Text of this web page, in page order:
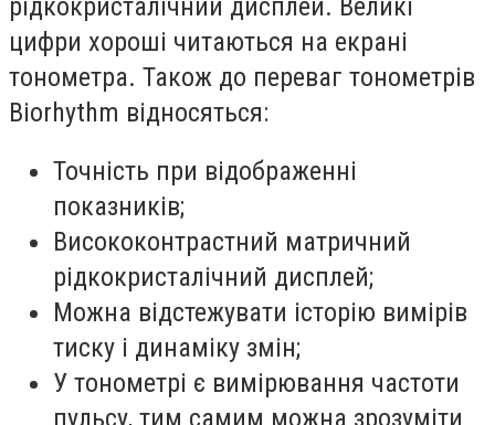
цифри хороші читаються на екрані
тонометра. Також до переваг тонометрів
Biorhythm відносяться:
Точність при відображенні
показників;
Висококонтрастний матричний
рідкокристалічний дисплей;
Можна відстежувати історію вимірів
тиску і динаміку змін;
У тонометрі є вимірювання частоти
пульсу, тим самим можна зрозуміти